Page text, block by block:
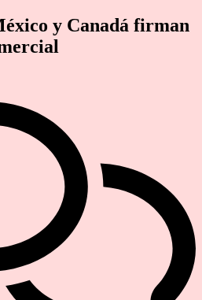
y Canadá firman